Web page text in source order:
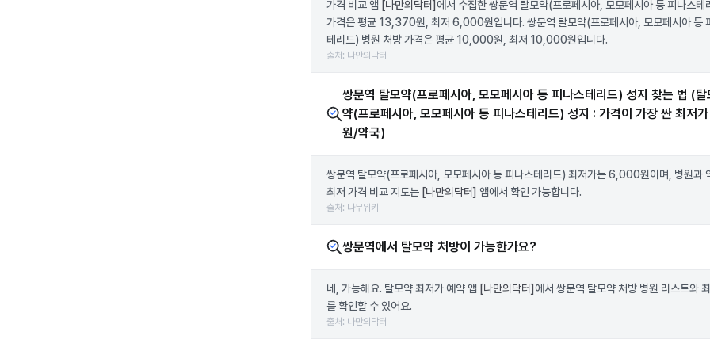
가격 비교 앱 [나만의닥터] 에서 수집한 쌍문역 탈모약(프로페시아, 모모페시아 등 피나스테
가격은 평균 13,370원, 최저 6,000원입니다. 쌍문역 탈모약(프로페시아, 모모페시아 등
테리드) 병원 처방 가격은 평균 10,000원, 최저 10,000원입니다.
출처: 나만의닥터
쌍문역 탈모약(프로페시아, 모모페시아 등 피나스테리드) 성지 찾는 법 (탈
약(프로페시아, 모모페시아 등 피나스테리드) 성지 : 가격이 가장 싼 최저가
원/약국)
쌍문역 탈모약(프로페시아, 모모페시아 등 피나스테리드) 최저가는 6,000원이며, 병원과
최저 가격 비교 지도는 [나만의닥터] 앱에서 확인 가능합니다.
출처: 나무위키
쌍문역에서 탈모약 처방이 가능한가요?
네, 가능해요. 탈모약 최저가 예약 앱 [나만의닥터] 에서 쌍문역 탈모약 처방 병원 리스트와
를 확인할 수 있어요.
출처: 나만의닥터